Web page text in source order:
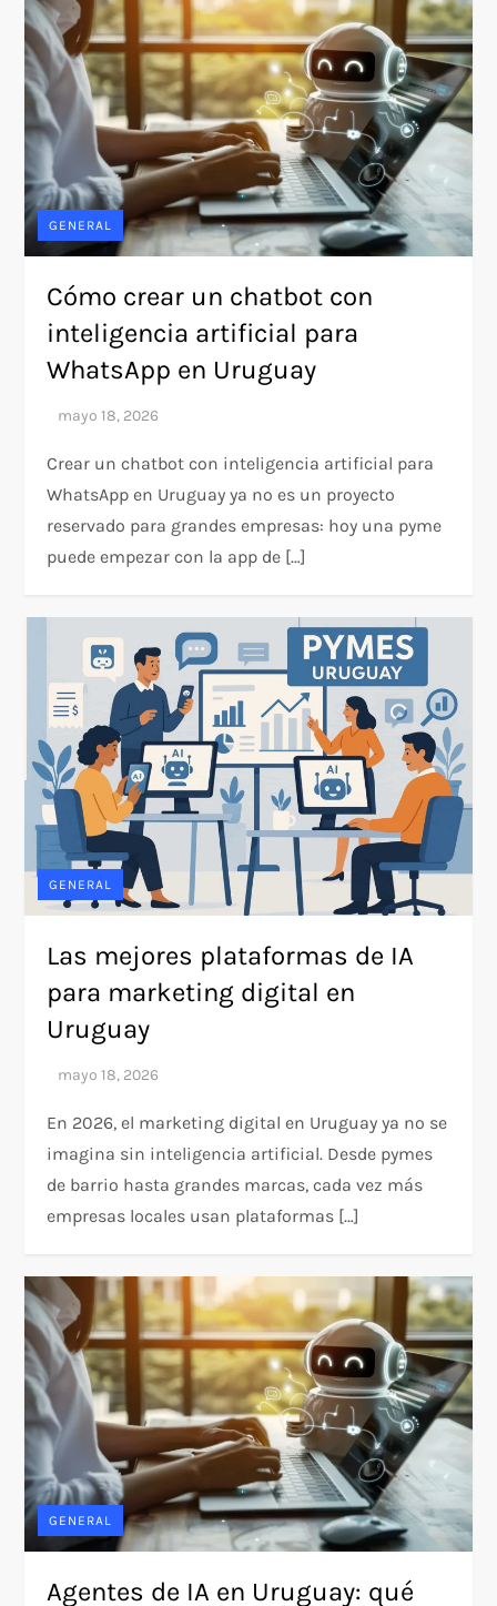
GENERAL
Cómo crear un chatbot con
inteligencia artificial para
WhatsApp en Uruguay
Crear un chatbot con inteligencia artificial para
WhatsApp en Uruguay ya no es un proyecto
reservado para grandes empresas: hoy una pyme
puede empezar con la app de […]
GENERAL
Las mejores plataformas de IA
para marketing digital en
Uruguay
En 2026, el marketing digital en Uruguay ya no se
imagina sin inteligencia artificial. Desde pymes
de barrio hasta grandes marcas, cada vez más
empresas locales usan plataformas […]
GENERAL
Agentes de IA en Uruguay: qué